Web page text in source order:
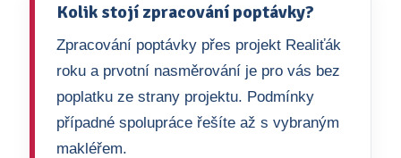
Kolik stojí zpracování poptávky?
Zpracování poptávky přes projekt Realiťák
roku a prvotní nasměrování je pro vás bez
poplatku ze strany projektu. Podmínky
případné spolupráce řešíte až s vybraným
makléřem.